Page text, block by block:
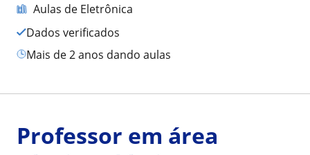
Aulas de Eletrônica
Dados verificados
mais de 2 anos dando aulas
Professor em área